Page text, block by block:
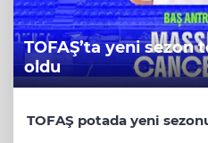
TOFAŞ’ta yeni
oldu
TOFAŞ potada yeni